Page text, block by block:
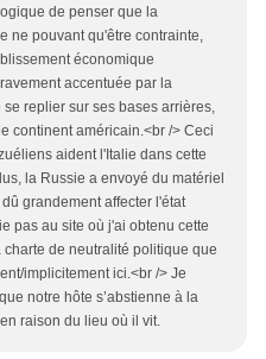
de penser que la
ne pouvant qu'être contrainte,
économique
accentuée par la
replier sur ses bases arrières,
continent américain.<br /> Ceci
aident l'Italie dans cette
la Russie a envoyé du matériel
grandement affecter l'état
pas au site où j'ai obtenu cette
de neutralité politique que
implicitement ici.<br /> Je
notre hôte s’abstienne à la
raison du lieu où il vit.